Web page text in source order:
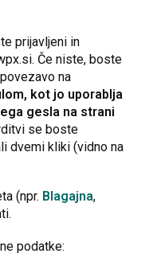
prijavljeni in
Če niste, boste
na
kot jo uporablja
gesla na strani
se boste
dvemi kliki (vidno na
(npr. Blagajna,
podatke: